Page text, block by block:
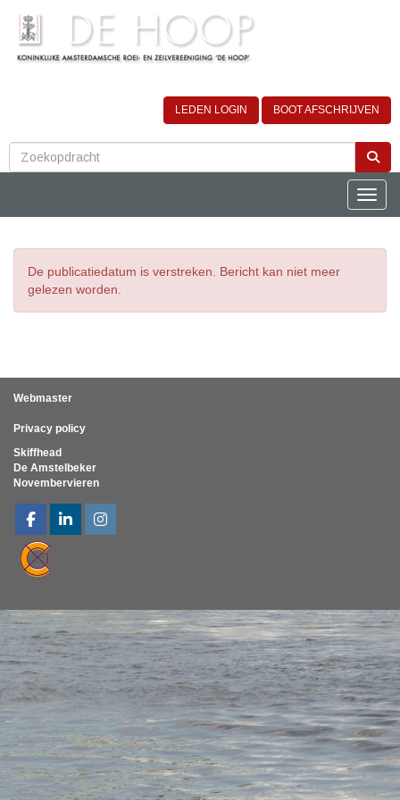
LEDEN LOGIN BOOT AFSCHRIJVEN
De publicatiedatum is verstreken. Bericht kan niet meer
gelezen worden.
Webmaster
Privacy policy
Skiffhead
De Amstelbeker
Novembervieren